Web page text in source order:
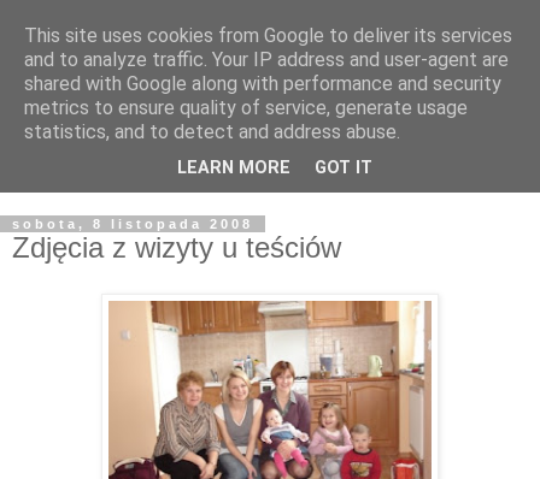
Żyjąc wiarą w REALNYM
świecie
Blog pastora Pawła Bartosika
sobota, 8 listopada 2008
Zdjęcia z wizyty u teściów
This site uses cookies from Google to deliver its services
and to analyze traffic. Your IP address and user-agent are
shared with Google along with performance and security
metrics to ensure quality of service, generate usage
statistics, and to detect and address abuse.
LEARN MORE GOT IT